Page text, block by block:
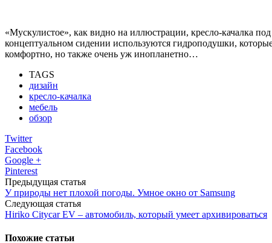
«Мускулистое», как видно на иллюстрации, кресло-качалка
концептуальном сидении используются гидроподушки,
комфортно, но также очень уж инопланетно…
TAGS
дизайн
кресло-качалка
мебель
обзор
Twitter
Facebook
Google +
Pinterest
Предыдущая статья
У природы нет плохой погоды. Умное окно от Samsung
Следующая статья
Hiriko Citycar EV – автомобиль, который умеет архивироваться
Похожие статьи